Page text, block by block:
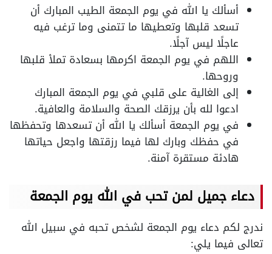
أسألك يا الله في يوم الجمعة الطيب المبارك أن
تسعد قلبها وتعطيها ما تتمنى وما ترغب فيه
عاجلًا ليس آجلًا.
اللهم في يوم الجمعة اكرمها بسعادة تملأ قلبها
وروحها.
إلى الغالية على قلبي في يوم الجمعة المبارك
ادعوا لله بأن يرزقك الصحة والسلامة والعافية.
في يوم الجمعة أسألك يا الله أن تسعدها وتحفظها
في حفظك وبارك لها فيما رزقتها واجعل حياتها
هادئة مستقرة آمنة.
دعاء جميل لمن تحب في الله يوم الجمعة
ندرج لكم دعاء يوم الجمعة لشخص تحبه في سبيل الله
تعالى فيما يلي: